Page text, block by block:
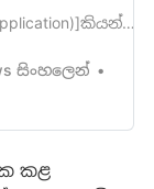
Shazam app
කළ බව
සිංහලෙන්
කළ